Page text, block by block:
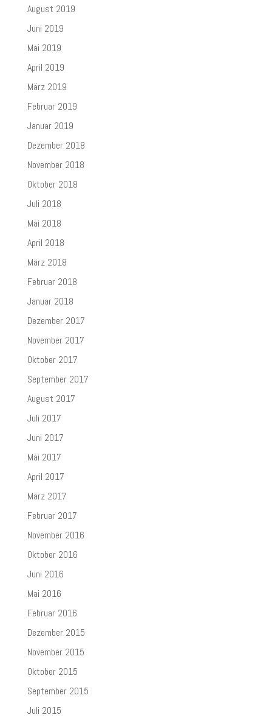
August 2019
Juni 2019
Mai 2019
April 2019
März 2019
Februar 2019
Januar 2019
Dezember 2018
November 2018
Oktober 2018
Juli 2018
Mai 2018
April 2018
März 2018
Februar 2018
Januar 2018
Dezember 2017
November 2017
Oktober 2017
September 2017
August 2017
Juli 2017
Juni 2017
Mai 2017
April 2017
März 2017
Februar 2017
November 2016
Oktober 2016
Juni 2016
Mai 2016
Februar 2016
Dezember 2015
November 2015
Oktober 2015
September 2015
Juli 2015